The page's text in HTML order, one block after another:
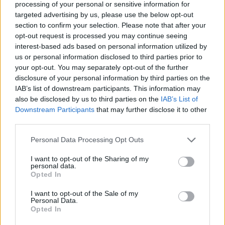
processing of your personal or sensitive information for
targeted advertising by us, please use the below opt-out
section to confirm your selection. Please note that after your
opt-out request is processed you may continue seeing
interest-based ads based on personal information utilized by
us or personal information disclosed to third parties prior to
your opt-out. You may separately opt-out of the further
disclosure of your personal information by third parties on the
IAB’s list of downstream participants. This information may
also be disclosed by us to third parties on the IAB’s List of
Downstream Participants that may further disclose it to other
Personal Data Processing Opt Outs
I want to opt-out of the Sharing of my
personal data.
Opted In
I want to opt-out of the Sale of my
Personal Data.
Opted In
επομένης ημέρας της κοινοποιήσεως της παρούσας
αποφάσεως.
Επιβάλλει στην Π.Α.Ε. ΑΠΟΛΛΩΝ ΠΟΝΤΟΥ, μέχρι
την πλήρη και ολοσχερή εξόφληση του Αναστάσιου
ΔΗΜΗΤΡΙΑΔΗ του Κωνσταντίνου, επαγγελματία
ποδοσφαιριστή, κατά τα διαλαμβανόμενα στο
διατακτικό της 179/2020 τελεσίδικης απόφασης της
Α΄ Ε.Ε.Ο.Δ./Ε.Π.Ο., την ποινή της αφαίρεσης τριών
τριών (3) εργάσιμων ημερών από την επόμενη
ημέρα της κοινοποίησης της παρούσας.
Επιβάλλει στην Π.Α.Ε. ΠΑΝΙΩΝΙΟΣ Γ.Σ.Σ., μέχρι την
Άγγελου Πινιώτη του Κωνσταντίνου, επαγγελματία
ποδοσφαιριστή, κατά τα διαλαμβανόμενα στο